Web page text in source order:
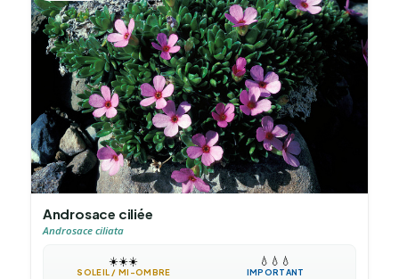
Androsace ciliée
Androsace ciliata
☀️☀️☀️
SOLEIL / MI-OMBRE
💧 💧 💧
IMPORTANT